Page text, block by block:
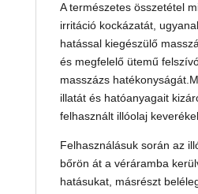
A természetes összetétel
irritáció kockázatát,
hatással kiegészülő
és megfelelő ütemű
masszázs
illatát és hatóanyagait
felhasznált illóolaj
Felhasználásuk során az
bőrön át a véráramba
hatásukat, másrészt